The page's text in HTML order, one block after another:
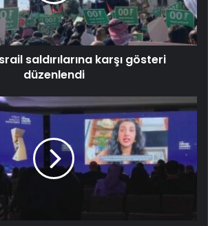
saldırılarına karşı gösteri
düzenlendi